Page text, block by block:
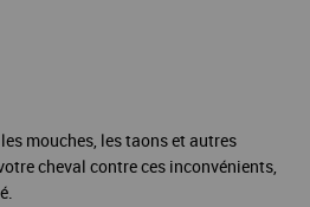
mouches, les taons et autres
cheval contre ces inconvénients,